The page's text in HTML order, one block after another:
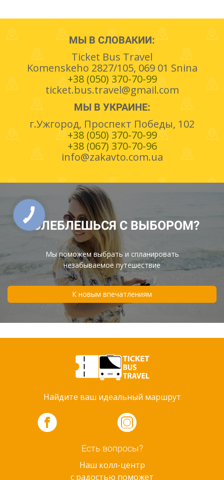
МЫ В СЛОВАКИИ:
Ticket Bus Travel
Komenskeho 2827/105, 069 01 Snina
+38 (050) 370-70-99
ticket.bus.travel@gmail.com
МЫ В УКРАИНЕ:
г.Ужгород, Проспект Победы, 102
+38 (050) 370-70-99
+38 (067) 370-70-96
info@zakavto.com.ua
КОЛЕБЛЕШЬСЯ С ВЫБОРОМ?
Мы поможем выбрать и спланировать
незабываемое путешествие
К новым впечатлениям
Найдите ваш идеальный маршрут
Есть вопросы?
Наш колл-центр
с радостью поможет